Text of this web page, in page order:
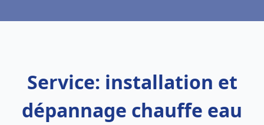
Service: installation et
dépannage chauffe eau